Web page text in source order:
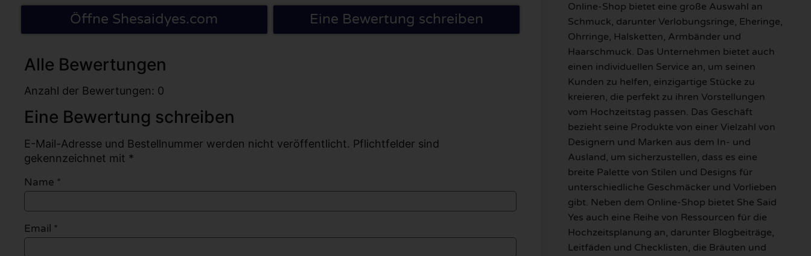
Öffne Shesaidyes.com Eine Bewertung schreiben
Alle Bewertungen
Anzahl der Bewertungen: 0
Eine Bewertung schreiben
E-Mail-Adresse und Bestellnummer werden nicht veröffentlicht. Pflichtfelder sind
gekennzeichnet mit *
Name *
Email *
Online-Shop bietet eine große Auswahl an
Schmuck, darunter Verlobungsringe, Eheringe,
Ohrringe, Halsketten, Armbänder und
Haarschmuck. Das Unternehmen bietet auch
einen individuellen Service an, um seinen
Kunden zu helfen, einzigartige Stücke zu
kreieren, die perfekt zu ihren Vorstellungen
vom Hochzeitstag passen. Das Geschäft
bezieht seine Produkte von einer Vielzahl von
Designern und Marken aus dem In- und
Ausland, um sicherzustellen, dass es eine
breite Palette von Stilen und Designs für
unterschiedliche Geschmäcker und Vorlieben
gibt. Neben dem Online-Shop bietet She Said
Yes auch eine Reihe von Ressourcen für die
Hochzeitsplanung an, darunter Blogbeiträge,
Leitfäden und Checklisten, die Bräuten und